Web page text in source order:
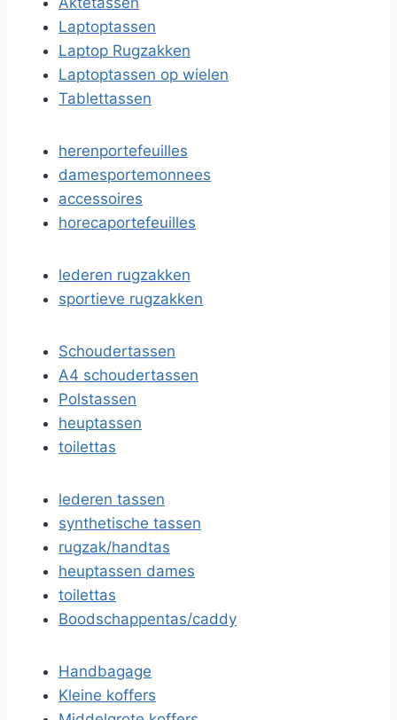
Laptoptassen
Laptop Rugzakken
Laptoptassen op wielen
Tablettassen
herenportefeuilles
damesportemonnees
accessoires
horecaportefeuilles
lederen rugzakken
sportieve rugzakken
Schoudertassen
A4 schoudertassen
Polstassen
heuptassen
toilettas
lederen tassen
synthetische tassen
rugzak/handtas
heuptassen dames
toilettas
Boodschappentas/caddy
Handbagage
Kleine koffers